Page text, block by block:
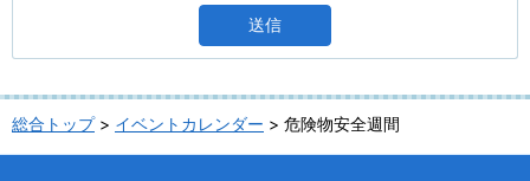
総合トップ> イベントカレンダー > 危険物安全週間